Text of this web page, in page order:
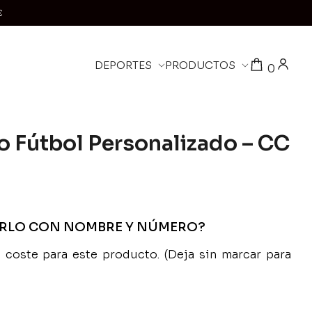
DEPORTES PRODUCTOS 0
Fútbol Personalizado – CC
CON NOMBRE Y NÚMERO?
para este producto. (Deja sin marcar para